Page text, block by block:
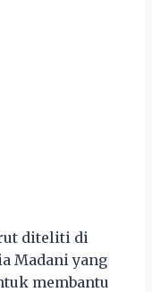
diteliti di
Madani yang
membantu